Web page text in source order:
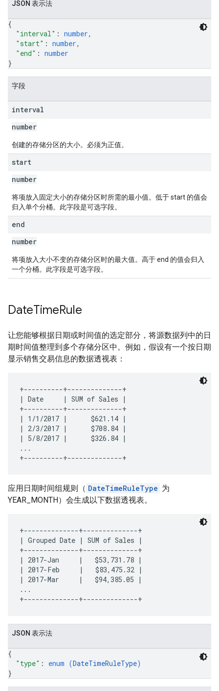
JSON 表示法
{
"interval" : number,
"start" : number,
"end" : number
}
字段
interval
number
创建的存储分区的大小。必须为正值。
start
number
将项放入固定大小的存储分区时所需的最小值。低于 start 的值会
归入单个分桶。此字段是可选字段。
end
number
将项放入大小不变的存储分区时的最大值。高于 end 的值会归入
一个分桶。此字段是可选字段。
DateTimeRule
让您能够根据日期或时间值的选定部分，将源数据列中的日
期时间值整理到多个存储分区中。例如，假设有一个按日期
显示销售交易信息的数据透视表：
+----------+--------------+
| Date     | SUM of Sales |
+----------+--------------+
| 1/1/2017 |      $621.14 |
| 2/3/2017 |      $708.84 |
| 5/8/2017 |      $326.84 |
...
应用日期时间组规则（ DateTimeRuleType 为
YEAR_MONTH）会生成以下数据透视表。
+--------------+--------------+
| Grouped Date | SUM of Sales |
+--------------+--------------+
| 2017-Jan     |   $53,731.78 |
| 2017-Feb     |   $83,475.32 |
| 2017-Mar     |   $94,385.05 |
...
JSON 表示法
{
"type" : enum (DateTimeRuleType)
}